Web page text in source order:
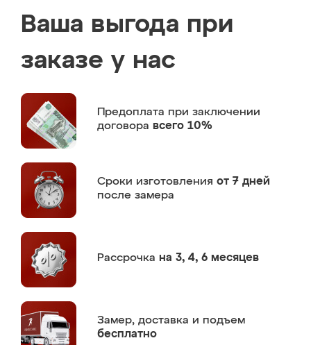
Ваша выгода при
заказе у нас
Предоплата при заключении
договора всего 10%
Сроки изготовления от 7 дней
после замера
Рассрочка на 3, 4, 6 месяцев
Замер, доставка и подъем
бесплатно